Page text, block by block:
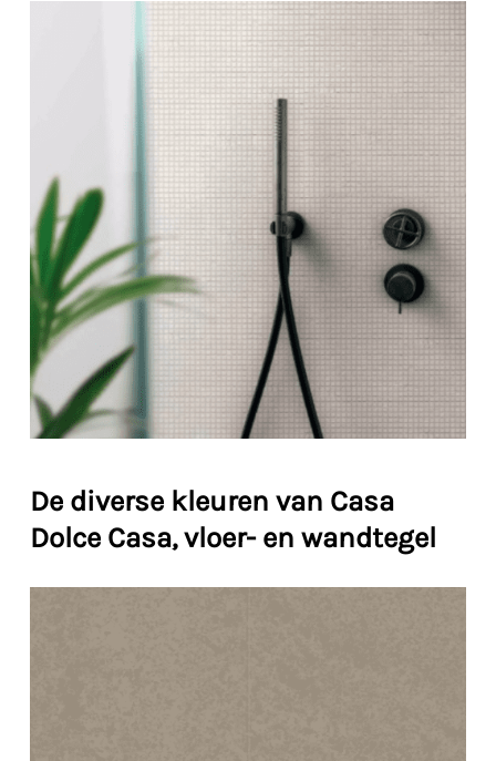
De diverse kleuren van Casa
Dolce Casa, vloer- en wandtegel